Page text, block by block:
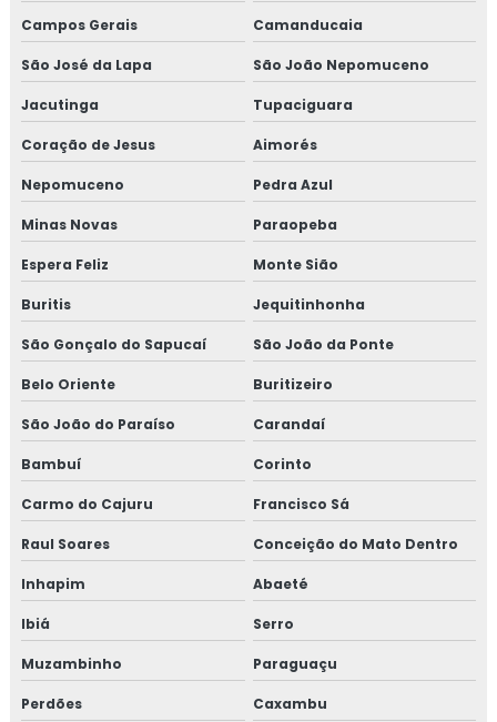
Treinamento em auditoria interna da norma FSSC 22000
Treinamento em avaliação de fornecedores
Treinamento em boas práticas de fabricação
Treinamento em boas práticas em laboratórios
Treinamento em certificação GMP+2020
Treinamento em controle de alergênicos
Treinamento em controle de pragas
Treinamento para coordenadores de equipes de melhoria
Treinamento em cultura da segurança de alimentos e
qualidade
Treinamento para elaboração do plano de HACCP APPCC
Treinamento em food fraud e food defense
Treinamento em formação de auditor interno
Campos Gerais Camanducaia
São José da Lapa São João Nepomuceno
Jacutinga Tupaciguara
Coração de Jesus Aimorés
Nepomuceno Pedra Azul
Minas Novas Paraopeba
Espera Feliz Monte Sião
Buritis Jequitinhonha
São Gonçalo do Sapucaí São João da Ponte
Belo Oriente Buritizeiro
São João do Paraíso Carandaí
Bambuí Corinto
Carmo do Cajuru Francisco Sá
Raul Soares Conceição do Mato Dentro
Inhapim Abaeté
Ibiá Serro
Muzambinho Paraguaçu
Perdões Caxambu